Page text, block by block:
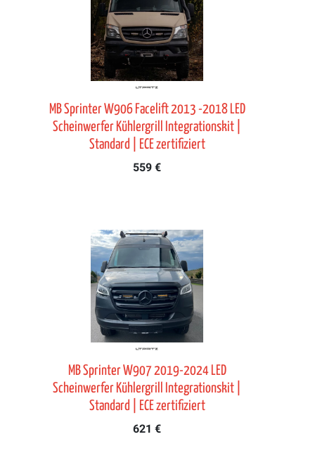
MB Sprinter W906 Facelift 2013 -2018 LED
Scheinwerfer Kühlergrill Integrationskit |
Standard | ECE zertifiziert
559 €
MB Sprinter W907 2019-2024 LED
Scheinwerfer Kühlergrill Integrationskit |
Standard | ECE zertifiziert
621 €